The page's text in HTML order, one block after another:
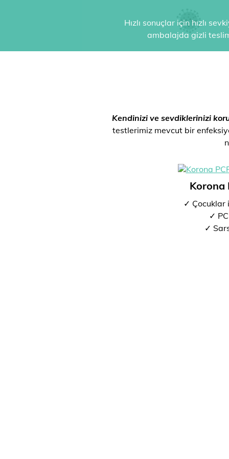
Hızlı sonuçlar için hızlı
ambalajda gizli
Kendinizi ve sevdiklerinizi
testlerimiz mevcut bir
Korona
✓ Çocuklar
✓
✓